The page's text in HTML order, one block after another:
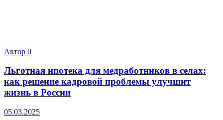
Автор 0
Льготная ипотека для медработников в селах:
как решение кадровой проблемы улучшит
жизнь в России
05.03.2025